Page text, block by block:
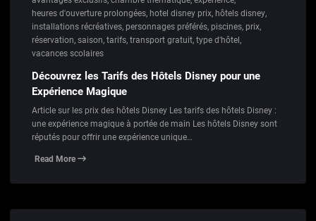
heures d'ouverture prolongées, hotel disney prix, hôtels disney,
installations récréatives, personnages préférés, piscines, prix,
réservation, saison, tarifs, transport gratuit, type d'hôtel ,
vacances scolaires
Découvrez les Tarifs des Hôtels Disney pour une
Expérience Magique
Article sur les prix des hôtels Disney Les tarifs des hôtels Disney :
une expérience magique à portée de main Les hôtels Disney sont
réputés pour offrir une expérience unique…
Read More